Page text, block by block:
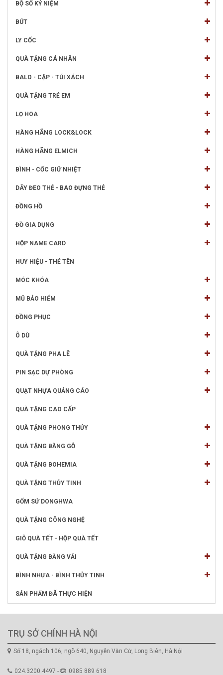
BỘ SỐ KỶ NIỆM
BÚT
LY CỐC
QUÀ TẶNG CÁ NHÂN
BALO - CẶP - TÚI XÁCH
QUÀ TẶNG TRẺ EM
LỌ HOA
HÀNG HÃNG LOCK&LOCK
HÀNG HÃNG ELMICH
BÌNH - CỐC GIỮ NHIỆT
DÂY ĐEO THẺ - BAO ĐỰNG THẺ
ĐỒNG HỒ
ĐỒ GIA DỤNG
HỘP NAME CARD
HUY HIỆU - THẺ TÊN
MÓC KHÓA
MŨ BẢO HIỂM
ĐỒNG PHỤC
Ô DÙ
QUÀ TẶNG PHA LÊ
PIN SẠC DỰ PHÒNG
QUẠT NHỰA QUẢNG CÁO
QUÀ TẶNG CAO CẤP
QUÀ TẶNG PHONG THỦY
QUÀ TẶNG BẰNG GỖ
QUÀ TẶNG BOHEMIA
QUÀ TẶNG THỦY TINH
GỐM SỨ DONGHWA
QUÀ TẶNG CÔNG NGHỆ
GIỎ QUÀ TẾT - HỘP QUÀ TẾT
QUÀ TẶNG BẰNG VẢI
BÌNH NHỰA - BÌNH THỦY TINH
SẢN PHẨM ĐÃ THỰC HIỆN
TRỤ SỞ CHÍNH HÀ NỘI
Số 18, ngách 106, ngõ 640, Nguyễn Văn Cừ, Long Biên, Hà Nội
024.3200.4497 - 0985 889 618